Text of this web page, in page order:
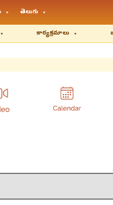
తెలుగు
కార్యక్రమాలు